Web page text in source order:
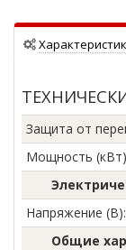
Защита от
Мощность (кВт)
Напряжение (В):
Общие